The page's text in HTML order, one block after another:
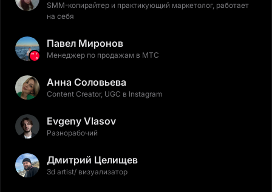
SMM-копирайтер и практикующий маркетолог, работает
на себя
Павел Миронов
Менеджер по продажам в МТС
Анна Соловьева
Content Creator, UGC в Instagram
Evgeny Vlasov
Разнорабочий
Дмитрий Целищев
3d artist/ визуализатор